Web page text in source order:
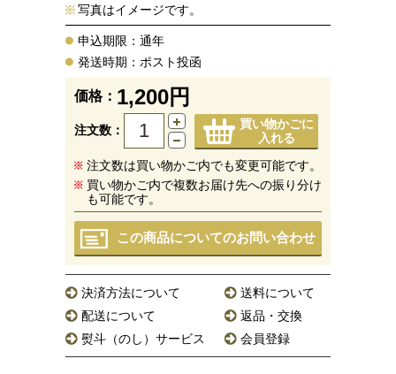
写真はイメージです。
申込期限：通年
発送時期：ポスト投函
価格： 1,200円
注文数：
買い物かごに
入れる
注文数は買い物かご内でも変更可能です。
買い物かご内で複数お届け先への振り分け
も可能です。
この商品についてのお問い合わせ
決済方法について
送料について
配送について
返品・交換
熨斗（のし）サービス
会員登録